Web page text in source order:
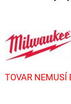
TOVAR NEMUSÍ